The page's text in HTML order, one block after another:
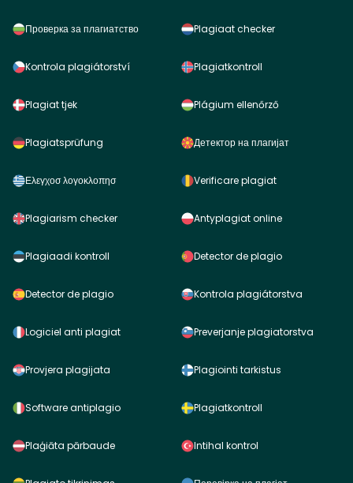
Проверка за плагиатство
Kontrola plagiátorství
Plagiat tjek
Plagiatsprüfung
Ελεγχοσ λογοκλοπησ
Plagiarism checker
Plagiaadi kontroll
Detector de plagio
Logiciel anti plagiat
Provjera plagijata
Software antiplagio
Plaģiāta pārbaude
Plagiaat checker
Plagiatkontroll
Plágium ellenőrző
Детектор на плагијат
Verificare plagiat
Antyplagiat online
Detector de plagio
Kontrola plagiátorstva
Preverjanje plagiatorstva
Plagiointi tarkistus
Plagiatkontroll
Intihal kontrol